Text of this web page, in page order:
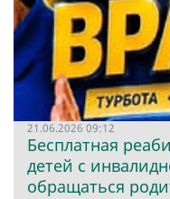
21.06.2026 09:12
Бесплатная
детей с
обращаться